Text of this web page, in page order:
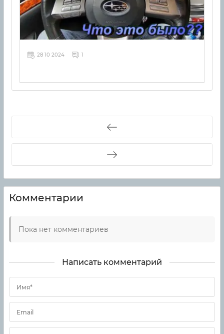
28 10 2024 1
Комментарии
Пока нет комментариев
Написать комментарий
Имя*
Email